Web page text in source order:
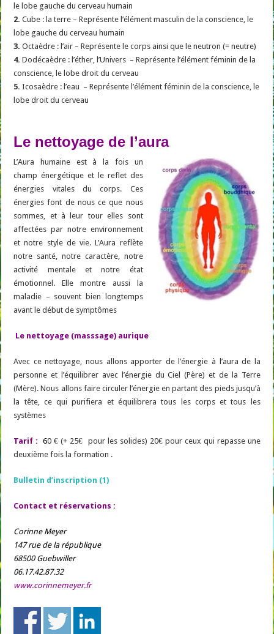
le lobe gauche du cerveau humain
2. Cube : la terre – Représente l’élément masculin de la conscience, le
lobe gauche du cerveau humain
3. Octaèdre : l’air – Représente le corps ainsi que le neutron (= neutre)
4. Dodécaèdre : l’éther, l’Univers – Représente l’élément féminin de la
conscience, le lobe droit du cerveau
5. Icosaèdre : l’eau – Représente l’élément féminin de la conscience, le
lobe droit du cerveau
Le nettoyage de l’aura
L’Aura humaine est à la fois un
champ énergétique et le reflet des
énergies vitales du corps. Ces
énergies font de nous ce que nous
sommes, et à leur tour elles sont
affectées par notre environnement
et notre style de vie. L’Aura reflète
notre santé, notre caractère, notre
activité mentale et notre état
émotionnel. Elle montre aussi la
maladie – souvent bien longtemps
avant le début de symptômes
Le nettoyage (masssage) aurique
Avec ce nettoyage, nous allons apporter de l’énergie à l’aura de la
personne et l’équilibrer avec l’énergie du Ciel (Père) et de la Terre
(Mère). Nous allons faire circuler l’énergie en partant des pieds jusqu’à
la tête, ce qui purifiera et équilibrera tous les corps et tous les
systèmes
Tarif :60 € (+ 25€ pour les solides) 20€ pour ceux qui repasse une
deuxième fois la formation .
Bulletin d’inscription (1)
Contact et réservations :
Corinne Meyer
147 rue de la république
68500 Guebwiller
06.17.42.87.32
www.corinnemeyer.fr